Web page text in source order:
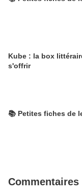
Kube : la box
s'offrir
📚 Petites fiches de
Commentaires